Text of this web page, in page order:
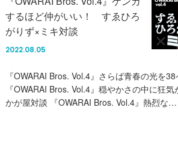
するほど仲がいい！ すゑひろ
がりず×ミキ対談
2022.08.05
『OWARAI Bros. Vol.4』さらば青春の光を
『OWARAI Bros. Vol.4』穏やかさの中に狂
かが屋対談 『OWARAI Bros. Vol.4』熱烈な…